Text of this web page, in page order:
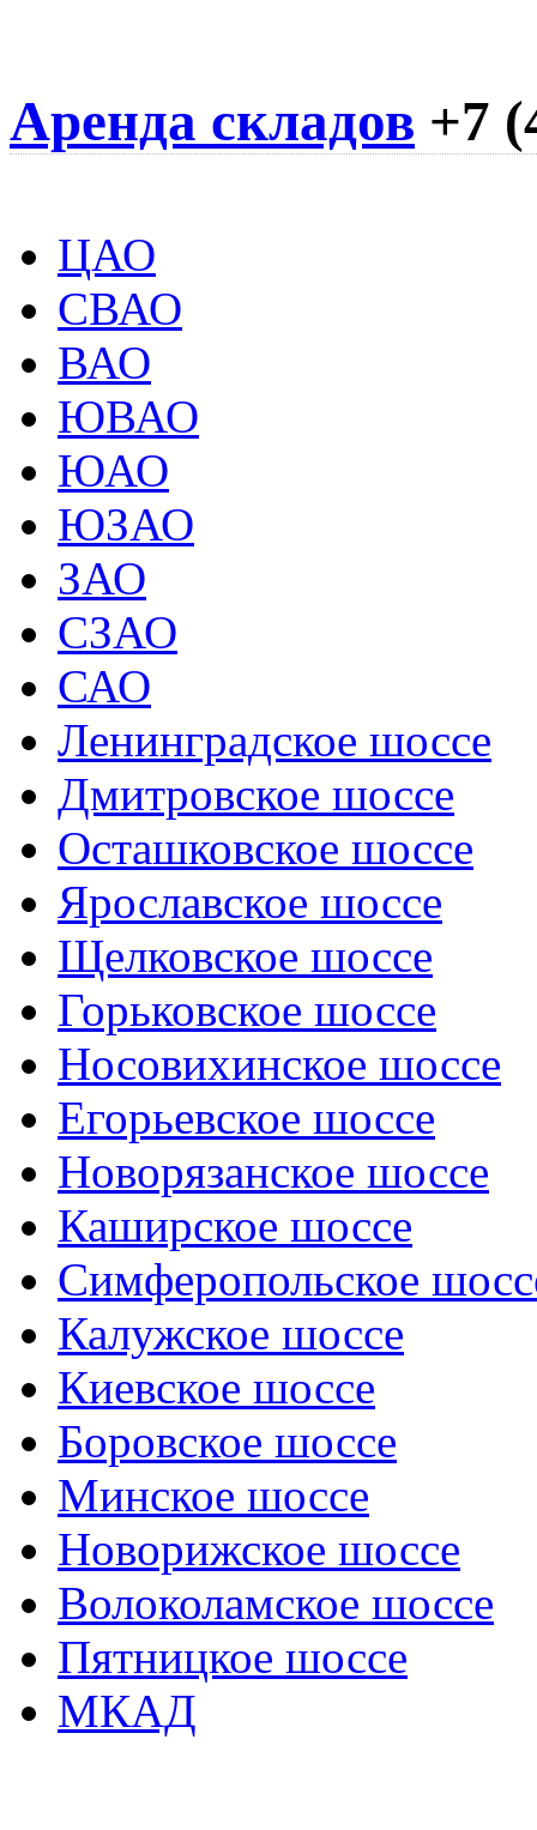
Аренда складов +7
ЦАО
СВАО
ВАО
ЮВАО
ЮАО
ЮЗАО
ЗАО
СЗАО
САО
Ленинградское шоссе
Дмитровское шоссе
Осташковское шоссе
Ярославское шоссе
Щелковское шоссе
Горьковское шоссе
Носовихинское шоссе
Егорьевское шоссе
Новорязанское шоссе
Каширское шоссе
Симферопольское
Калужское шоссе
Киевское шоссе
Боровское шоссе
Минское шоссе
Новорижское шоссе
Волоколамское шоссе
Пятницкое шоссе
МКАД